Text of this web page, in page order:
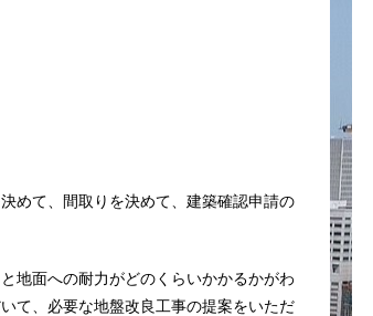
めて、間取りを決めて、建築確認申請の
地面への耐力がどのくらいかかるかがわ
て、必要な地盤改良工事の提案をいただ